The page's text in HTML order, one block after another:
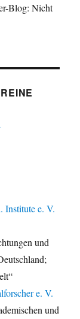
Blog: Nicht
Institute e. V.
und
e. V.
und